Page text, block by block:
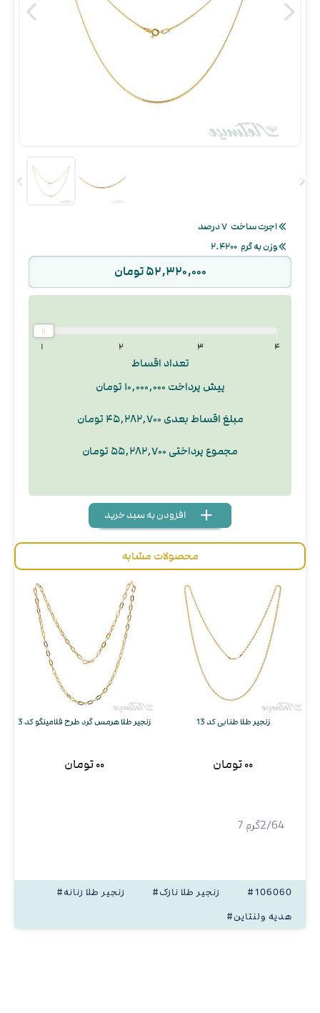
اجرت ساخت ۷ درصد
وزن به گرم ۲.۴۲۰۰
۵۲,۳۲۰,۰۰۰ تومان
۱ ۲ ۳ ۴
تعداد اقساط
پیش پرداخت ۱۰,۰۰۰,۰۰۰ تومان
مبلغ اقساط بعدی ۴۵,۲۸۲,۷۰۰ تومان
مجموع پرداختی ۵۵,۲۸۲,۷۰۰ تومان
delete
remove
add
محصولات مشابه
زنجیر طلا طنابی کد 13
۰۰ تومان
زنجیر طلا هرمس گرد طرح فلامینگو کد 3
۰۰ تومان
2/64گرم 7
#106060 #زنجیر طلا نازک
#زنجیر طلا زنانه
#هدیه ولنتاین